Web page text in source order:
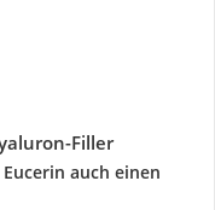
Filler
auch einen